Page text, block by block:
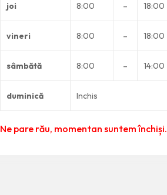
joi 8:00 – 18:00
vineri 8:00 – 18:00
sâmbătă 8:00 – 14:00
duminică Inchis
Ne pare rău, momentan suntem închiși.